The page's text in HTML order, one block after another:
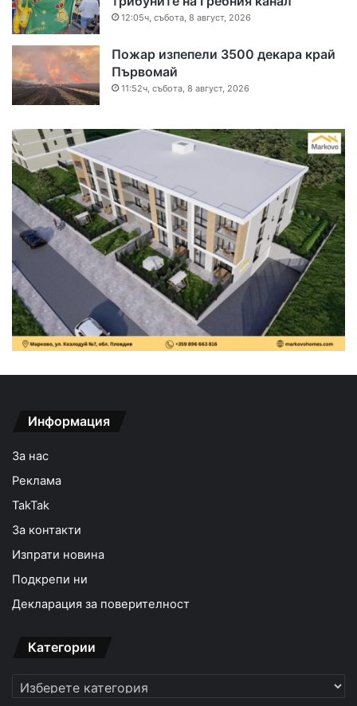
12:05ч, събота, 8 август, 2026
Пожар изпепели 3500 декара край
Първомай
11:52ч, събота, 8 август, 2026
Информация
За нас
Реклама
TakTak
За контакти
Изпрати новина
Подкрепи ни
Декларация за поверителност
Категории
Категории